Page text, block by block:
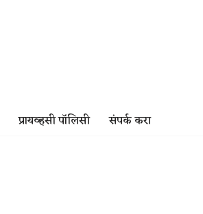
प्रायव्हसी पॉलिसी संपर्क करा